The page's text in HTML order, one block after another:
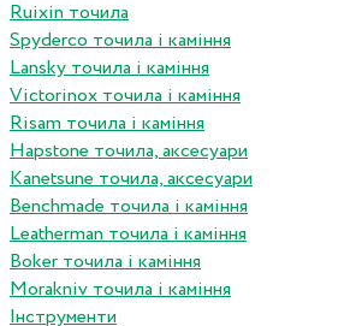
Ruixin точила
Spyderco точила і каміння
Lansky точила і каміння
Victorinox точила і каміння
Risam точила і каміння
Hapstone точила, аксесуари
Kanetsune точила, аксесуари
Benchmade точила і каміння
Leatherman точила і каміння
Boker точила і каміння
Morakniv точила і каміння
Інструменти